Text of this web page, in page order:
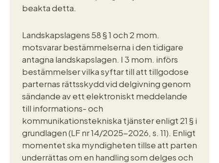
beakta detta.
Landskapslagens 58 § 1 och 2 mom.
motsvarar bestämmelserna i den tidigare
antagna landskapslagen. I 3 mom. införs
bestämmelser vilka syftar till att tillgodose
parternas rättsskydd vid delgivning genom
sändande av ett elektroniskt meddelande
till informations- och
kommunikationstekniska tjänster enligt 21 § i
grundlagen (LF nr 14/2025-2026, s. 11). Enligt
momentet ska myndigheten tillse att parten
underrättas om en handling som delges och